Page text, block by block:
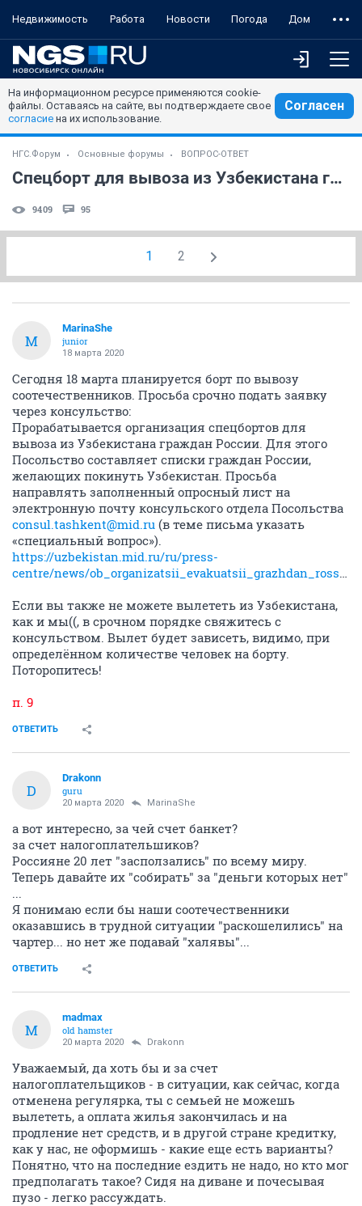
Недвижимость Работа Новости Погода Дом
На информационном ресурсе применяются cookie-
файлы. Оставаясь на сайте, вы подтверждаете свое
согласие на их использование.
Согласен
НГС.Форум Основные форумы ВОПРОС-ОТВЕТ
Спецборт для вывоза из Узбекистана граждан России
9409 95
1 2
M
MarinaShe
junior
18 марта 2020
Сегодня 18 марта планируется борт по вывозу
соотечественников. Просьба срочно подать заявку
через консульство:
Прорабатывается организация спецбортов для
вывоза из Узбекистана граждан России. Для этого
Посольство составляет списки граждан России,
желающих покинуть Узбекистан. Просьба
направлять заполненный опросный лист на
электронную почту консульского отдела Посольства
consul.tashkent@mid.ru (в теме письма указать
«специальный вопрос»).
https://uzbekistan.mid.ru/ru/press-
centre/news/ob_organizatsii_evakuatsii_grazhdan_rossii_iz_uzbekistana/
Если вы также не можете вылететь из Узбекистана,
как и мы((, в срочном порядке свяжитесь с
консульством. Вылет будет зависеть, видимо, при
определённом количестве человек на борту.
Поторопитесь!
п. 9
ОТВЕТИТЬ
D
Drakonn
guru
20 марта 2020 MarinaShe
а вот интересно, за чей счет банкет?
за счет налогоплательшиков?
Россияне 20 лет "засползались" по всему миру.
Теперь давайте их "собирать" за "деньги которых нет"
...
Я понимаю если бы наши соотечественники
оказавшись в трудной ситуации "раскошелились" на
чартер... но нет же подавай "халявы"...
ОТВЕТИТЬ
M
madmax
old hamster
20 марта 2020 Drakonn
Уважаемый, да хоть бы и за счет
налогоплательщиков - в ситуации, как сейчас, когда
отменена регулярка, ты с семьей не можешь
вылететь, а оплата жилья закончилась и на
продление нет средств, и в другой стране кредитку,
как у нас, не оформишь - какие еще есть варианты?
Понятно, что на последние ездить не надо, но кто мог
предполагать такое? Сидя на диване и почесывая
пузо - легко рассуждать.